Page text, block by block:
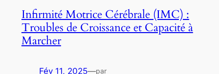
Infirmité Motrice Cérébrale (IMC) :
Troubles de Croissance et Capacité à
Marcher
Fév 11, 2025—par